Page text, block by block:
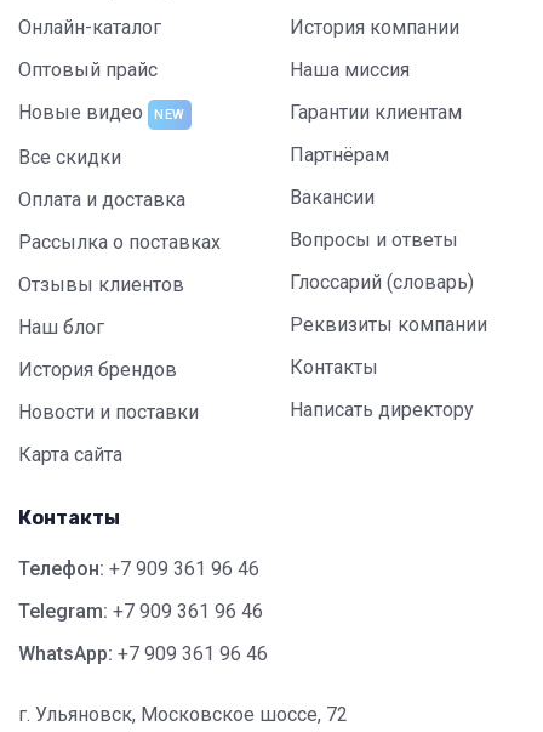
Онлайн-каталог
Оптовый прайс
Новые видео
NEW
Все скидки
Оплата и доставка
Рассылка о поставках
Отзывы клиентов
Наш блог
История брендов
Новости и поставки
Карта сайта
История компании
Наша миссия
Гарантии клиентам
Партнёрам
Вакансии
Вопросы и ответы
Глоссарий (словарь)
Реквизиты компании
Контакты
Написать директору
Контакты
Телефон: +7 909 361 96 46
Telegram: +7 909 361 96 46
WhatsApp: +7 909 361 96 46
г. Ульяновск, Московское шоссе, 72